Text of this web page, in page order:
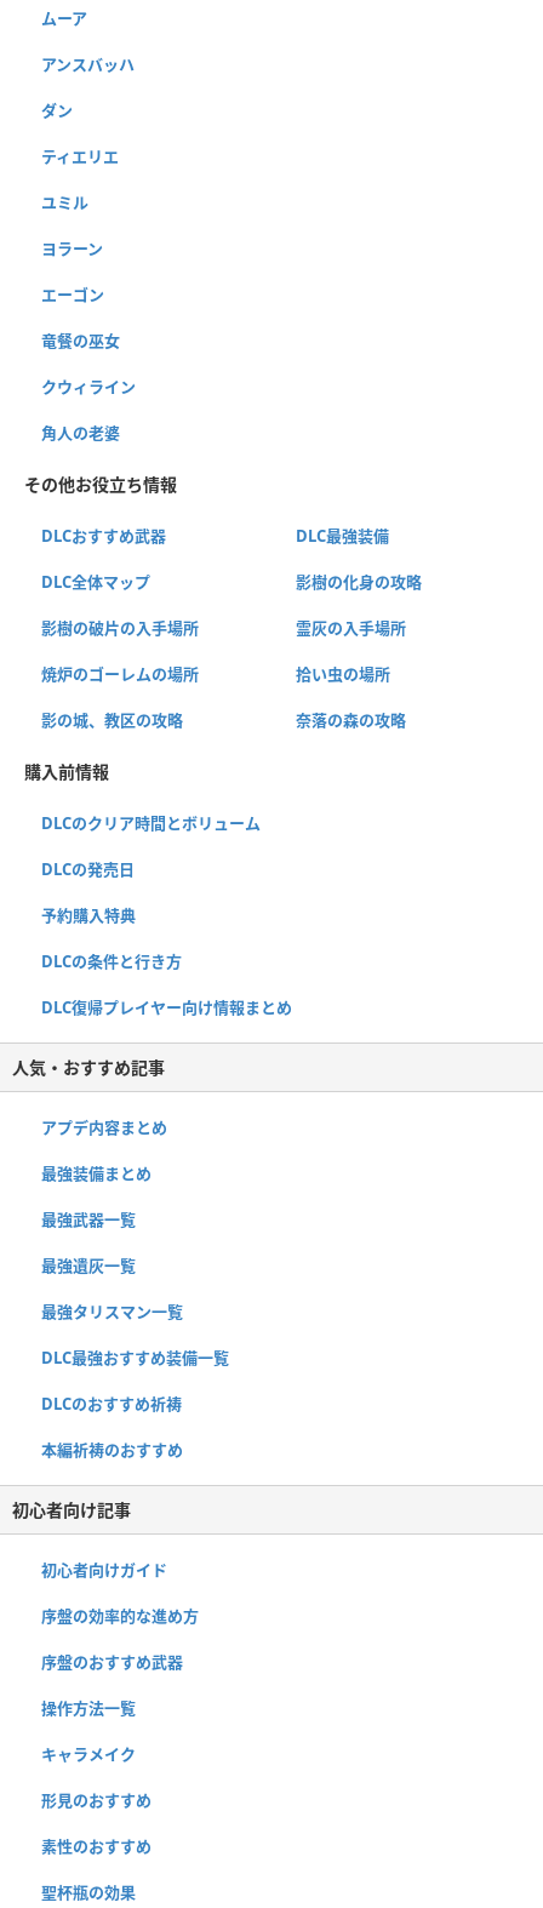
ムーア
アンスバッハ
ダン
ティエリエ
ユミル
ヨラーン
エーゴン
竜餐の巫女
クウィライン
角人の老婆
その他お役立ち情報
DLCおすすめ武器 DLC最強装備
DLC全体マップ 影樹の化身の攻略
影樹の破片の入手場所 霊灰の入手場所
焼炉のゴーレムの場所 拾い虫の場所
影の城、教区の攻略 奈落の森の攻略
購入前情報
DLCのクリア時間とボリューム
DLCの発売日
予約購入特典
DLCの条件と行き方
DLC復帰プレイヤー向け情報まとめ
人気・おすすめ記事
アプデ内容まとめ
最強装備まとめ
最強武器一覧
最強遺灰一覧
最強タリスマン一覧
DLC最強おすすめ装備一覧
DLCのおすすめ祈祷
本編祈祷のおすすめ
初心者向け記事
初心者向けガイド
序盤の効率的な進め方
序盤のおすすめ武器
操作方法一覧
キャラメイク
形見のおすすめ
素性のおすすめ
聖杯瓶の効果